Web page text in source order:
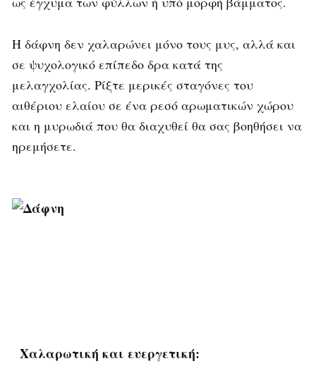
Η δάφνη δεν χαλαρώνει μόνο τους μυς, αλλά και
σε ψυχολογικό επίπεδο δρα κατά της
μελαγχολίας. Ρίξτε μερικές σταγόνες του
αιθέριου ελαίου σε ένα ρεσό αρωματικών χώρου
και η μυρωδιά που θα διαχυθεί θα σας βοηθήσει να
ηρεμήσετε.
Χαλαρωτική και ευεργετική: